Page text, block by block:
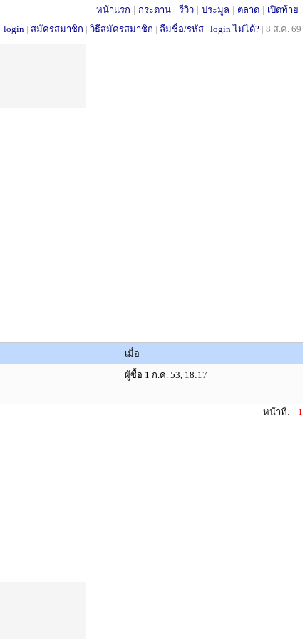
หน้าแรก | กระดาน | รีวิว | ประมูล | ตลาด | เปิดท้าย
login | สมัครสมาชิก | วิธีสมัครสมาชิก | ลืมชื่อ/รหัส | login ไม่ได้? | 8 ส.ค. 69
เมื่อ
ผู้ซื้อ 1 ก.ค. 53, 18:17
หน้าที่: 1